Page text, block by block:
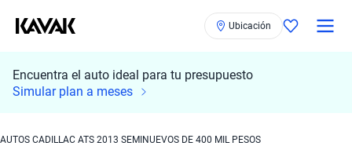
Ubicación
Encuentra el auto ideal para tu presupuesto
Simular plan a meses
AUTOS CADILLAC ATS 2013 SEMINUEVOS DE 400 MIL PESOS